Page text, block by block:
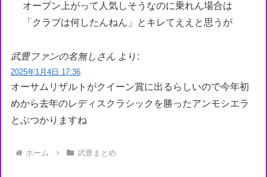
オープン上がって人気しそうなのに乗れん場合は
「クラブは何したんねん」とキレてええと思うが
武豊ファンの名無しさん より:
2025年1月4日 17:36
オーサムリザルトがクイーン賞に出るらしいので今年初
めから去年のレディスクラシックを勝ったアンモシエラ
とぶつかりますね
ホーム 武豊まとめ